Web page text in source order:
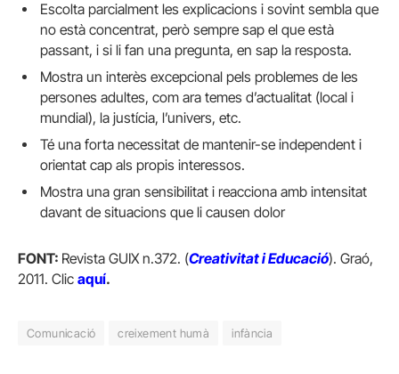
Escolta parcialment les explicacions i sovint sembla que
no està concentrat, però sempre sap el que està
passant, i si li fan una pregunta, en sap la resposta.
Mostra un interès excepcional pels problemes de les
persones adultes, com ara temes d’actualitat (local i
mundial), la justícia, l’univers, etc.
Té una forta necessitat de mantenir-se independent i
orientat cap als propis interessos.
Mostra una gran sensibilitat i reacciona amb intensitat
davant de situacions que li causen dolor
FONT: Revista GUIX n.372. (Creativitat i Educació). Graó,
2011. Clic aquí.
Comunicació creixement humà infància